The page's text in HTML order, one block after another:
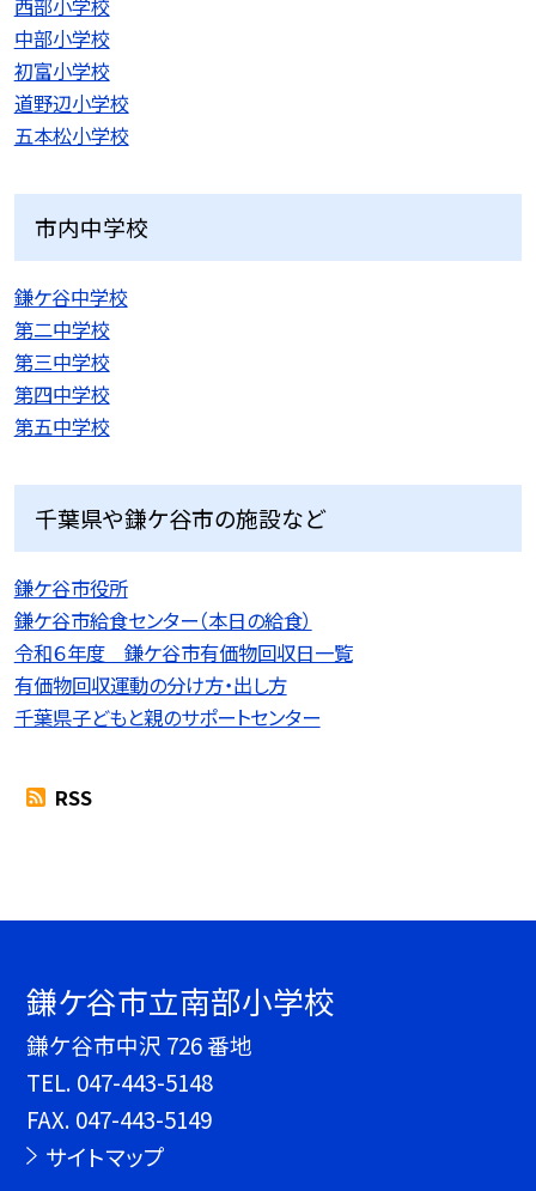
中部小学校
初富小学校
道野辺小学校
五本松小学校
市内中学校
鎌ケ谷中学校
第二中学校
第三中学校
第四中学校
第五中学校
千葉県や鎌ケ谷市の施設など
鎌ケ谷市役所
鎌ケ谷市給食センター（本日の給食）
令和６年度 鎌ケ谷市有価物回収日一覧
有価物回収運動の分け方・出し方
千葉県子どもと親のサポートセンター
RSS
鎌ケ谷市立南部小学校
鎌ケ谷市中沢 726 番地
TEL. 047-443-5148
FAX. 047-443-5149
サイトマップ